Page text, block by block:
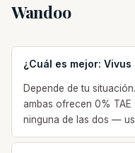
Wandoo
¿Cuál es mejor: Vivus
Depende de tu
ambas ofrecen 0% TAE
ninguna de las dos —